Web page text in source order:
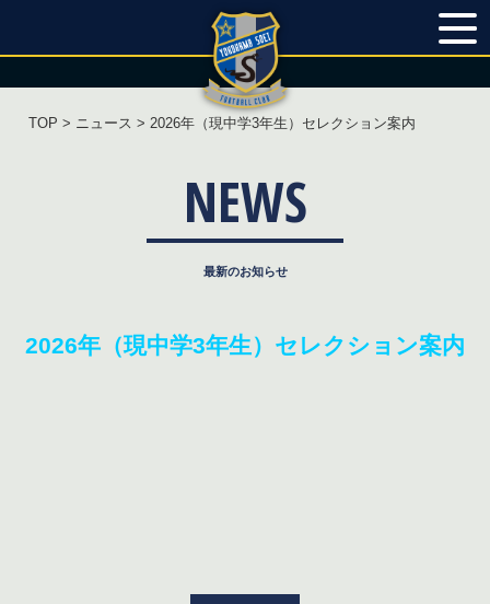
TOP > ニュース > 2026年（現中学3年生）セレクション案内
NEWS
2026年（現中学3年生）セレクション案内